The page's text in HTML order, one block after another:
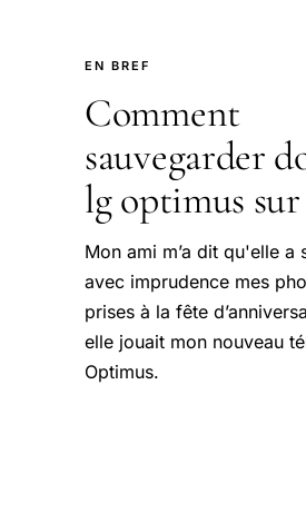
EN BREF
Comment
sauvegarder
lg optimus sur
Mon ami m’a dit qu'elle a
avec imprudence mes
prises à la fête
elle jouait mon nouveau
Optimus.